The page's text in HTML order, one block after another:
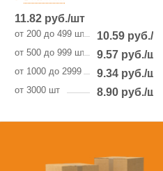
11.82руб./шт
от 200 до 499 шт 10.59 руб./шт
от 500 до 999 шт 9.57 руб./шт
от 1000 до 2999 шт 9.34 руб./шт
от 3000 шт 8.90 руб./шт